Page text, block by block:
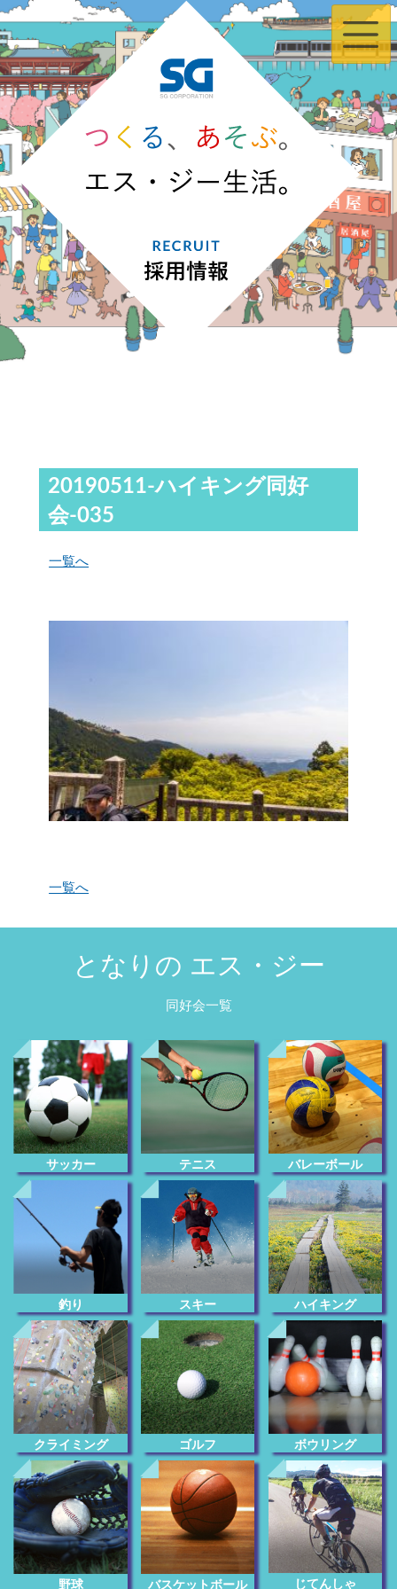
20190511-ハイキング同好
会-035
一覧へ
一覧へ
となりの エス・ジー
同好会一覧
サッカー テニス バレーボール
釣り スキー ハイキング
クライミング ゴルフ ボウリング
野球 バスケットボール じてんしゃ